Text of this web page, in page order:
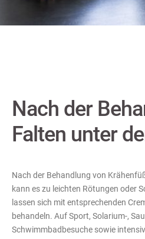
Nach der
Falten unter
Nach der Behandlung von
kann es zu leichten Rötungen oder
lassen sich mit entsprechenden
behandeln. Auf Sport, Solarium-,
Schwimmbadbesuche sowie